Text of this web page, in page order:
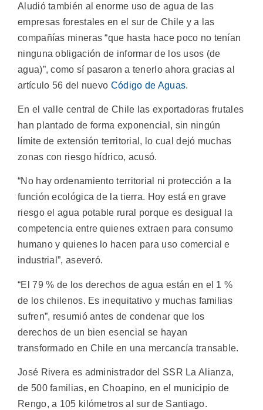
Aludió también al enorme uso de agua de las
empresas forestales en el sur de Chile y a las
compañías mineras “que hasta hace poco no tenían
ninguna obligación de informar de los usos (de
agua)”, como sí pasaron a tenerlo ahora gracias al
artículo 56 del nuevo Código de Aguas.
En el valle central de Chile las exportadoras frutales
han plantado de forma exponencial, sin ningún
límite de extensión territorial, lo cual dejó muchas
zonas con riesgo hídrico, acusó.
“No hay ordenamiento territorial ni protección a la
función ecológica de la tierra. Hoy está en grave
riesgo el agua potable rural porque es desigual la
competencia entre quienes extraen para consumo
humano y quienes lo hacen para uso comercial e
industrial”, aseveró.
“El 79 % de los derechos de agua están en el 1 %
de los chilenos. Es inequitativo y muchas familias
sufren”, resumió antes de condenar que los
derechos de un bien esencial se hayan
transformado en Chile en una mercancía transable.
José Rivera es administrador del SSR La Alianza,
de 500 familias, en Choapino, en el municipio de
Rengo, a 105 kilómetros al sur de Santiago.